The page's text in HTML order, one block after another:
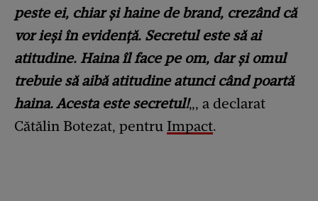
peste ei, chiar și haine de brand, crezând că
vor ieși în evidență. Secretul este să ai
atitudine. Haina îl face pe om, dar și omul
trebuie să aibă atitudine atunci când poartă
haina. Acesta este secretul!„, a declarat
Cătălin Botezat, pentru Impact.